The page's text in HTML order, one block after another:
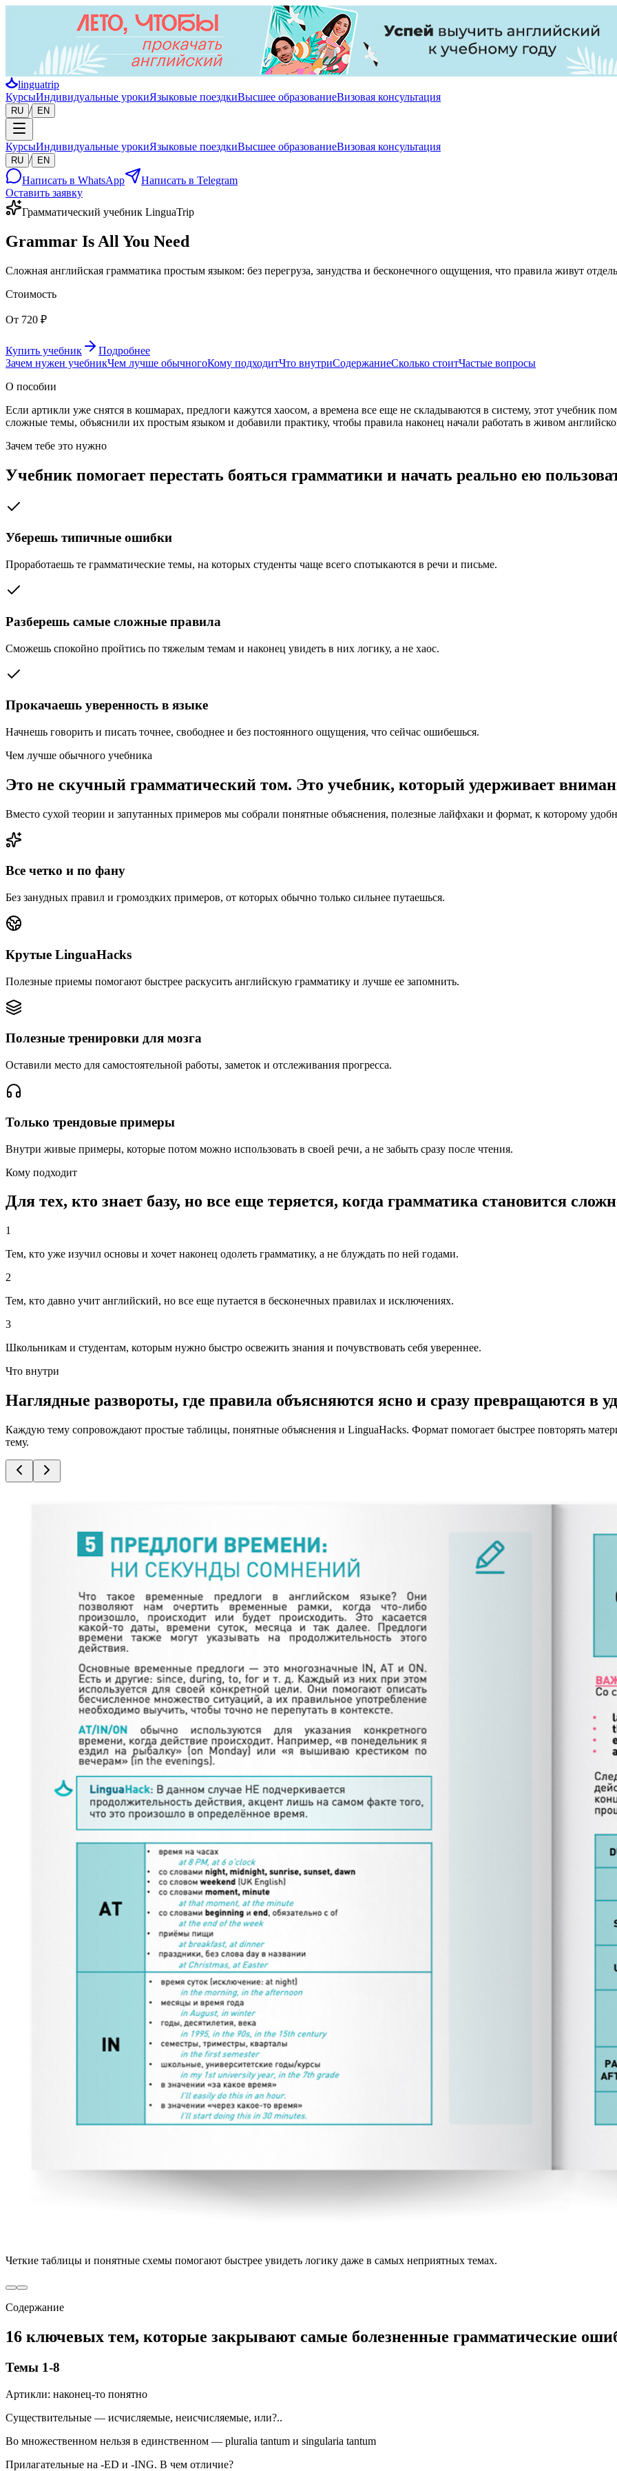
linguatrip
КурсыИндивидуальные урокиЯзыковые поездкиВысшее образованиеВизовая консультация
RU / EN
КурсыИндивидуальные урокиЯзыковые поездкиВысшее образованиеВизовая консультация
RU / EN
Написать в WhatsApp
Написать в Telegram
Оставить заявку
Грамматический учебник LinguaTrip
Grammar Is All You Need
Сложная английская грамматика простым языком: без перегруза, занудства и бесконечного ощущения, что правила живут
Стоимость
От 720 ₽
Купить учебник
Подробнее
Зачем нужен учебникЧем лучше обычногоКому подходитЧто внутриСодержаниеСколько стоитЧастые вопросы
О пособии
Если артикли уже снятся в кошмарах, предлоги кажутся хаосом, а времена все еще не складываются в систему, этот учебник
сложные темы, объяснили их простым языком и добавили практику, чтобы правила наконец начали работать в живом
Зачем тебе это нужно
Учебник помогает перестать бояться грамматики и начать реально ею
Уберешь типичные ошибки
Проработаешь те грамматические темы, на которых студенты чаще всего спотыкаются в речи и письме.
Разберешь самые сложные правила
Сможешь спокойно пройтись по тяжелым темам и наконец увидеть в них логику, а не хаос.
Прокачаешь уверенность в языке
Начнешь говорить и писать точнее, свободнее и без постоянного ощущения, что сейчас ошибешься.
Чем лучше обычного учебника
Это не скучный грамматический том. Это учебник, который удерживает
Вместо сухой теории и запутанных примеров мы собрали понятные объяснения, полезные лайфхаки и формат, к которому
Все четко и по фану
Без занудных правил и громоздких примеров, от которых обычно только сильнее путаешься.
Крутые LinguaHacks
Полезные приемы помогают быстрее раскусить английскую грамматику и лучше ее запомнить.
Полезные тренировки для мозга
Оставили место для самостоятельной работы, заметок и отслеживания прогресса.
Только трендовые примеры
Внутри живые примеры, которые потом можно использовать в своей речи, а не забыть сразу после чтения.
Кому подходит
Для тех, кто знает базу, но все еще теряется, когда грамматика становится
1
Тем, кто уже изучил основы и хочет наконец одолеть грамматику, а не блуждать по ней годами.
2
Тем, кто давно учит английский, но все еще путается в бесконечных правилах и исключениях.
3
Школьникам и студентам, которым нужно быстро освежить знания и почувствовать себя увереннее.
Что внутри
Наглядные развороты, где правила объясняются ясно и сразу превращаются в
Каждую тему сопровождают простые таблицы, понятные объяснения и LinguaHacks. Формат помогает быстрее повторять
тему.
Четкие таблицы и понятные схемы помогают быстрее увидеть логику даже в самых неприятных темах.
Содержание
16 ключевых тем, которые закрывают самые болезненные грамматические
Темы 1-8
Артикли: наконец-то понятно
Существительные — исчисляемые, неисчисляемые, или?..
Во множественном нельзя в единственном — pluralia tantum и singularia tantum
Прилагательные на -ED и -ING. В чем отличие?